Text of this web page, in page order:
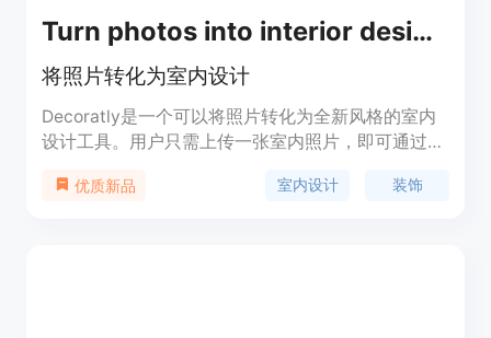
Turn photos into interior design ideas
将照片转化为室内设计
Decoratly是一个可以将照片转化为全新风格的室内
设计工具。用户只需上传一张室内照片，即可通过该
简单易用的界面，用户可以根据自己的喜好选择不同
优质新品 室内设计 装饰